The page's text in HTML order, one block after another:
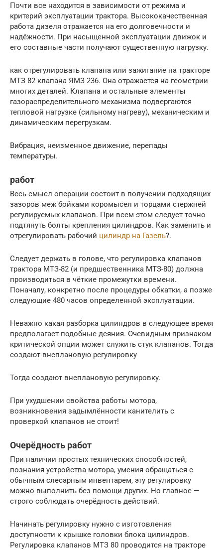
Почти все находится в зависимости от режима и
критерий эксплуатации трактора. Высококачественная
работа дизеля отражается на его долговечности и
надёжности. При насыщенной эксплуатации движок и
его составные части получают существенную нагрузку.
как отрегулировать клапана или зажигание на тракторе
МТЗ 82 клапана ЯМЗ 236. Она отражается на геометрии
многих деталей. Клапана и остальные элементы
газораспределительного механизма подвергаются
тепловой нагрузке (сильному нагреву), механическим и
динамическим перегрузкам.
Вибрация, неизменное движение, перепады
температуры.
работ
Весь смысл операции состоит в получении подходящих
зазоров меж бойками коромысел и торцами стержней
регулируемых клапанов. При всем этом следует точно
подтянуть болты крепления цилиндров. Как заменить и
отрегулировать рабочий цилиндр на Газель?.
Следует держать в голове, что регулировка клапанов
трактора МТЗ-82 (и предшественника МТЗ-80) должна
производиться в чёткие промежутки времени.
Поначалу, конкретно после процедуры обкатки, а позже
следующие 480 часов определенной эксплуатации.
Неважно какая разборка цилиндров в следующее время
предполагает подобные деяния. Очевидным признаком
критической опции может служить стук клапанов. Тогда
создают внеплановую регулировку
Тогда создают внеплановую регулировку.
При ухудшении свойства работы мотора,
возникновения задымлённости канителить с
проверкой клапанов не стоит!
Очерёдность работ
При наличии простых технических способностей,
познания устройства мотора, умения обращаться с
обычным слесарным инвентарем, эту регулировку
можно выполнить без помощи других. Но главное —
строго соблюдать очерёдность действий.
Начинать регулировку нужно с изготовления
доступности к крышке головки блока цилиндров.
Регулировка клапанов МТЗ 80 проводится на тракторе